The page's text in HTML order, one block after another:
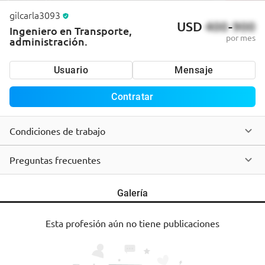
gilcarla3093
Ingeniero en Transporte,
administración.
USD 400-900
por mes
Usuario Mensaje
Contratar
Condiciones de trabajo
Preguntas frecuentes
Galería
Esta profesión aún no tiene publicaciones